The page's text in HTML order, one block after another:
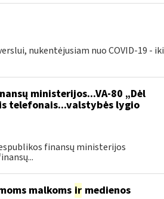
nukentėjusiam nuo COVID-19 - iki
ministerijos...VA-80 „Dėl
telefonais...valstybės lygio
finansų ministerijos
malkoms irmedienos